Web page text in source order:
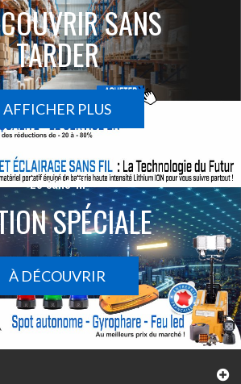
SANS
TARDER
AFFICHER PLUS
Le sans-fil
SPÉCIALE
À DÉCOUVRIR